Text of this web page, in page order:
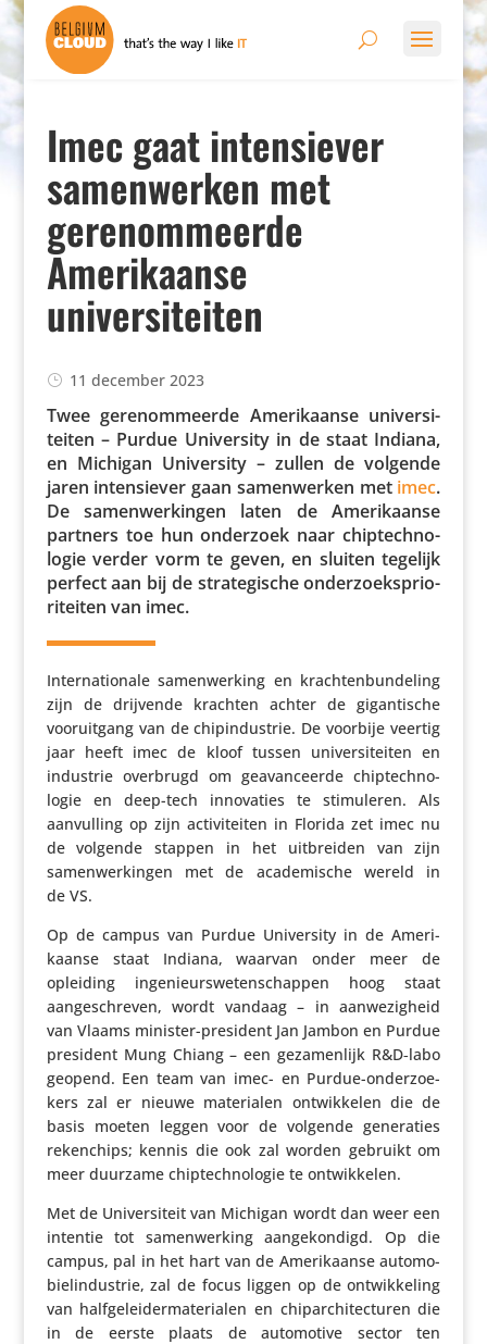
Imec gaat intensiever
samenwerken met
gerenommeerde
Amerikaanse
universiteiten
11 december 2023
Twee gere­nom­meerde Ameri­kaanse univer­si­
teiten – Purdue Univer­sity in de staat Indiana,
en Michigan Univer­sity – zullen de volgende
jaren inten­siever gaan samen­werken met imec.
De samen­wer­kingen laten de Ameri­kaanse
partners toe hun onderzoek naar chip­tech­no­
logie verder vorm te geven, en sluiten tegelijk
perfect aan bij de stra­te­gi­sche onder­zoeks­pri­o­
ri­teiten van imec.
Inter­na­ti­o­nale samen­wer­king en krach­ten­bun­de­ling
zijn de drijvende krachten achter de gigan­ti­sche
voor­uit­gang van de chip­in­du­strie. De voorbije veertig
jaar heeft imec de kloof tussen univer­si­teiten en
industrie overbrugd om geavan­ceerde chip­tech­no­
logie en deep-tech inno­va­ties te stimu­leren. Als
aanvul­ling op zijn acti­vi­teiten in Florida zet imec nu
de volgende stappen in het uitbreiden van zijn
samen­wer­kingen met de acade­mi­sche wereld in
de VS.
Op de campus van Purdue Univer­sity in de Ameri­
kaanse staat Indiana, waarvan onder meer de
opleiding inge­ni­eurs­we­ten­schappen hoog staat
aange­schreven, wordt vandaag – in aanwe­zig­heid
van Vlaams minister-president Jan Jambon en Purdue
president Mung Chiang – een geza­men­lijk R&D‑labo
geopend. Een team van imec- en Purdue-onder­zoe­
kers zal er nieuwe mate­ri­alen ontwik­kelen die de
basis moeten leggen voor de volgende gene­ra­ties
reken­chips; kennis die ook zal worden gebruikt om
meer duurzame chip­tech­no­logie te ontwikkelen.
Met de Univer­si­teit van Michigan wordt dan weer een
intentie tot samen­wer­king aange­kon­digd. Op die
campus, pal in het hart van de Ameri­kaanse auto­mo­
biel­in­du­strie, zal de focus liggen op de ontwik­ke­ling
van half­ge­lei­der­ma­te­ri­alen en chipar­chi­tec­turen die
in de eerste plaats de auto­mo­tive sector ten